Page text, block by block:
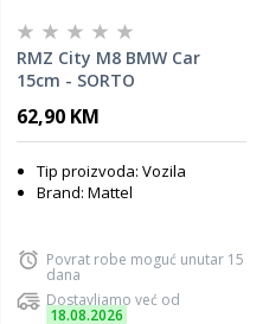
RMZ City M8 BMW Car
15cm - SORTO
62,90 KM
Tip proizvoda: Vozila
Brand: Mattel
Povrat robe moguć unutar 15
dana
Dostavljamo već od
18.08.2026